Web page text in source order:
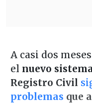
A casi dos
el nuevo
Registro Civil
problemas que